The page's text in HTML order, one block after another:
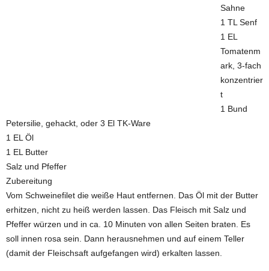
Sahne
1 TL Senf
1 EL
Tomatenm
ark, 3-fach
konzentrier
t
1 Bund
Petersilie, gehackt, oder 3 El TK-Ware
1 EL Öl
1 EL Butter
Salz und Pfeffer
Zubereitung
Vom Schweinefilet die weiße Haut entfernen. Das Öl mit der Butter
erhitzen, nicht zu heiß werden lassen. Das Fleisch mit Salz und
Pfeffer würzen und in ca. 10 Minuten von allen Seiten braten. Es
soll innen rosa sein. Dann herausnehmen und auf einem Teller
(damit der Fleischsaft aufgefangen wird) erkalten lassen.